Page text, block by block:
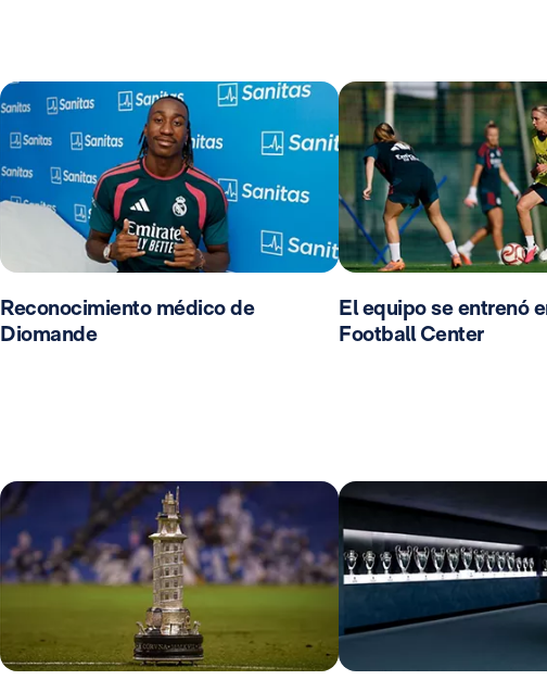
Reconocimiento médico de
Diomande
El equipo se entrenó
Football Center